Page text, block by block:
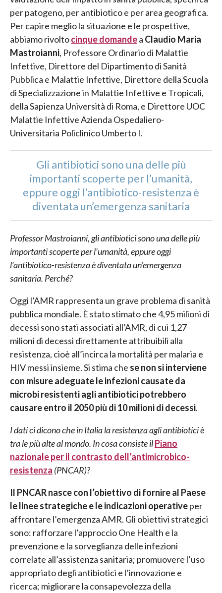
per patogeno, per antibiotico e per area geografica.
Per capire meglio la situazione e le prospettive,
abbiamo rivoltocinque domandea Claudio Maria
Mastroianni, Professore Ordinario di Malattie
Infettive, Direttore del Dipartimento di Sanità
Pubblica e Malattie Infettive, Direttore della Scuola
di Specializzazione in Malattie Infettive e Tropicali,
della Sapienza Università di Roma, e Direttore UOC
Malattie Infettive Azienda Ospedaliero-
Universitaria Policlinico Umberto I.
Gli antibiotici sono una delle più
importanti scoperte per l’umanità,
eppure oggi l’antibiotico-resistenza è
diventata un’emergenza sanitaria
Professor Mastroianni, gli antibiotici sono una delle più
importanti scoperte per l’umanità, eppure oggi
l’antibiotico-resistenza è diventata un’emergenza
sanitaria. Perché?
Oggi l’AMR rappresenta un grave problema di sanità
pubblica mondiale. È stato stimato che 4,95 milioni di
decessi sono stati associati all’AMR, di cui 1,27
milioni di decessi direttamente attribuibili alla
resistenza, cioè all’incirca la mortalità per malaria e
HIV messi insieme. Si stima che se non si interviene
con misure adeguate le infezioni causate da
microbi resistenti agli antibiotici potrebbero
causare entro il 2050 più di 10 milioni di decessi.
I dati ci dicono che in Italia la resistenza agli antibiotici è
tra le più alte al mondo. In cosa consiste ilPiano
nazionale per il contrasto dell’antimicrobico-
resistenza (PNCAR)?
Il PNCAR nasce con l’obiettivo di fornire al Paese
le linee strategiche e le indicazioni operativeper
affrontare l’emergenza AMR. Gli obiettivi strategici
sono: rafforzare l’approccio One Health e la
prevenzione e la sorveglianza delle infezioni
correlate all’assistenza sanitaria; promuovere l’uso
appropriato degli antibiotici e l’innovazione e
ricerca; migliorare la consapevolezza della